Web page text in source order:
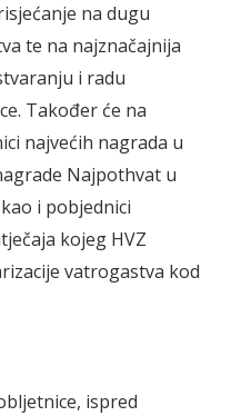
na dugu
te na najznačajnija
i radu
Također će na
najvećih nagrada u
Najpothvat u
i pobjednici
kojeg HVZ
vatrogastva kod
ispred